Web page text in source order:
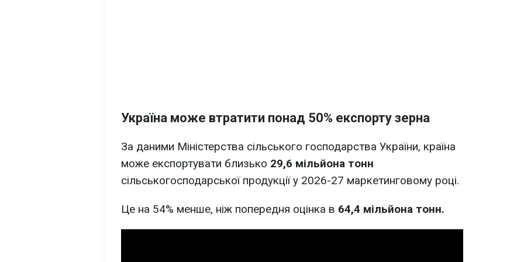
Україна може втратити понад 50% експорту зерна
За даними Міністерства сільського господарства України, країна
може експортувати близько 29,6 мільйона тонн
сільськогосподарської продукції у 2026-27 маркетинговому році.
Це на 54% менше, ніж попередня оцінка в 64,4 мільйона тонн.